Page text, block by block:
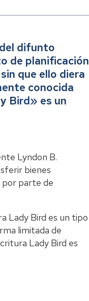
difunto
de planificación
que ello diera
conocida
Bird» es un
Lyndon B.
bienes
por parte de
Lady Bird es un tipo
limitada de
Lady Bird es